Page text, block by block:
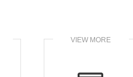
VIEW MORE